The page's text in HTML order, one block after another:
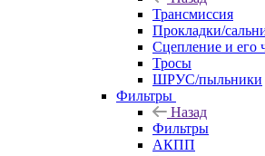
Трансмиссия
Прокладки/
Сцепление и его
Тросы
ШРУС/пыльники
Фильтры
Назад
Фильтры
АКПП